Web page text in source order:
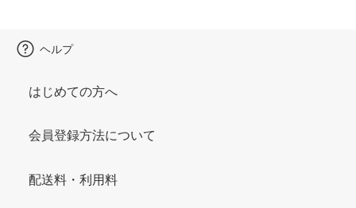
ヘルプ
はじめての方へ
会員登録方法について
配送料・利用料